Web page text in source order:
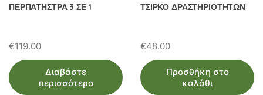
ΠΕΡΠΑΤΗΣΤΡΑ 3 ΣΕ 1
€119.00
Διαβάστε
περισσότερα
ΤΣΙΡΚΟ ΔΡΑΣΤΗΡΙΟΤΗΤΩΝ
€48.00
Προσθήκη στο
καλάθι